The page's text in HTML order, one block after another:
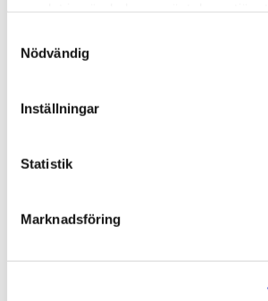
Nödvändig
Inställningar
Statistik
Marknadsföring
Duschbyggarna/SQARP/
DB-1.pdf
Duschbyggarna/SQARP/Teknisk ritning
Duschbyggarna/SQARP/Skötselråd
Varumärken /